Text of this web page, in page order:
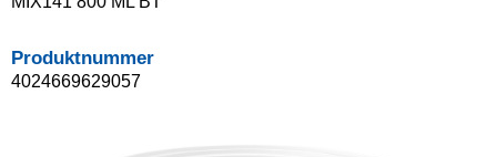
Produktnummer
4024669629057